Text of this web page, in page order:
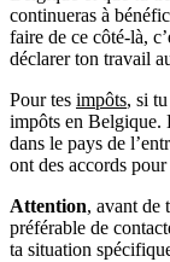
continueras à
faire de ce côté-là,
déclarer ton travail
Pour tes impôts, si
impôts en Belgique.
dans le pays de
ont des accords
Attention, avant de
préférable de
ta situation